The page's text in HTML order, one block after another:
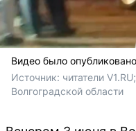
Видео было
Источник: читатели
Волгоградской области